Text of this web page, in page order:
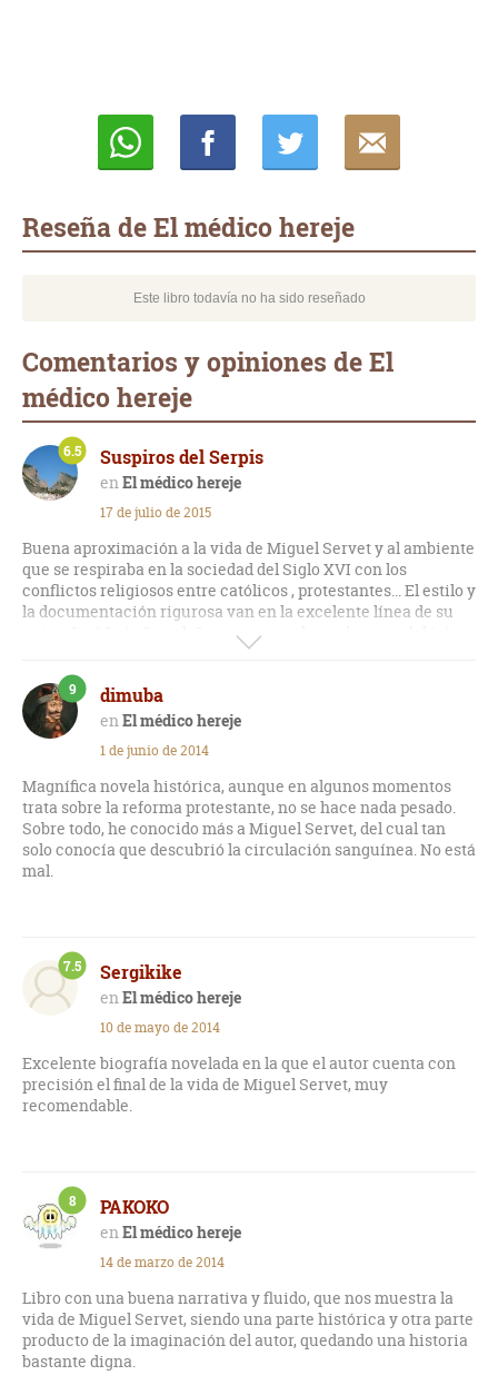
Reseña de El médico hereje
Este libro todavía no ha sido reseñado
Comentarios y opiniones de El
médico hereje
Suspiros del Serpis
El médico hereje
6.5
17 de julio de 2015
Buena aproximación a la vida de Miguel Servet y al ambiente
que se respiraba en la sociedad del Siglo XVI con los
conflictos religiosos entre católicos , protestantes... El estilo y
la documentación rigurosa van en la excelente línea de su
autor, José Luis Corral. Se centra mucho en la parte del juicio
contra Servet y sus discusiones teológicas con Calvino y
quizás adolece de algo más de acción o de alguna historia
paralela que pudiera darle mayor atractivo a la novela. Pero
en general, buena novela de este gran autor
dimuba
El médico hereje
9
1 de junio de 2014
Magnífica novela histórica, aunque en algunos momentos
trata sobre la reforma protestante, no se hace nada pesado.
Sobre todo, he conocido más a Miguel Servet, del cual tan
solo conocía que descubrió la circulación sanguínea. No está
mal.
Sergikike
El médico hereje
7.5
10 de mayo de 2014
Excelente biografía novelada en la que el autor cuenta con
precisión el final de la vida de Miguel Servet, muy
recomendable.
PAKOKO
El médico hereje
8
14 de marzo de 2014
Libro con una buena narrativa y fluido, que nos muestra la
vida de Miguel Servet, siendo una parte histórica y otra parte
producto de la imaginación del autor, quedando una historia
bastante digna.